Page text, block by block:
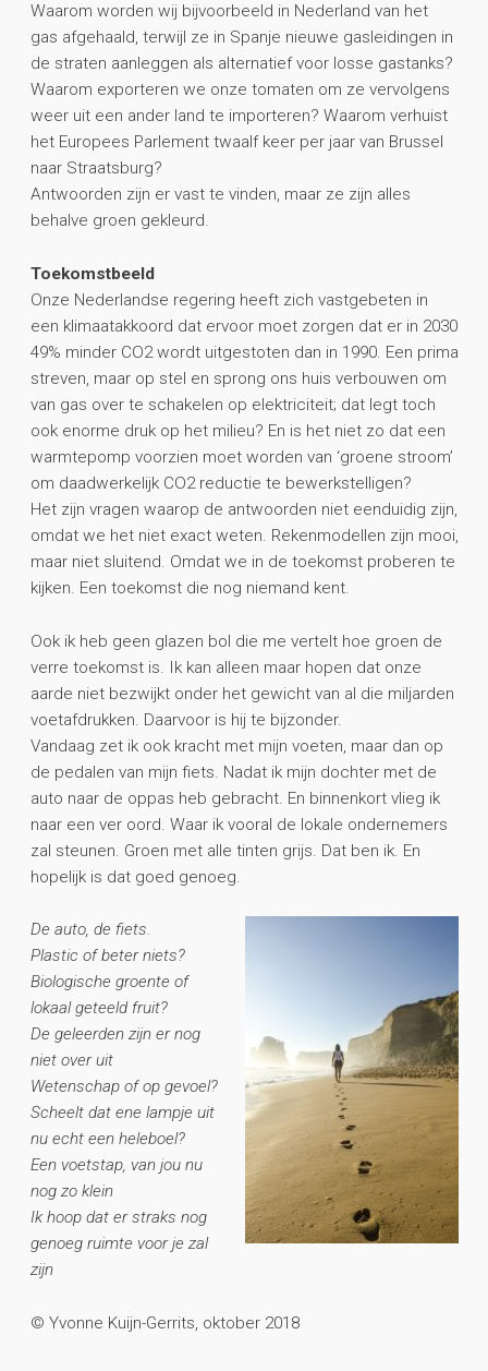
Waarom worden wij bijvoorbeeld in Nederland van het
gas afgehaald, terwijl ze in Spanje nieuwe gasleidingen in
de straten aanleggen als alternatief voor losse gastanks?
Waarom exporteren we onze tomaten om ze vervolgens
weer uit een ander land te importeren? Waarom verhuist
het Europees Parlement twaalf keer per jaar van Brussel
naar Straatsburg?
Antwoorden zijn er vast te vinden, maar ze zijn alles
behalve groen gekleurd.
Toekomstbeeld
Onze Nederlandse regering heeft zich vastgebeten in
een klimaatakkoord dat ervoor moet zorgen dat er in 2030
49% minder CO2 wordt uitgestoten dan in 1990. Een prima
streven, maar op stel en sprong ons huis verbouwen om
van gas over te schakelen op elektriciteit; dat legt toch
ook enorme druk op het milieu? En is het niet zo dat een
warmtepomp voorzien moet worden van ‘groene stroom’
om daadwerkelijk CO2 reductie te bewerkstelligen?
Het zijn vragen waarop de antwoorden niet eenduidig zijn,
omdat we het niet exact weten. Rekenmodellen zijn mooi,
maar niet sluitend. Omdat we in de toekomst proberen te
kijken. Een toekomst die nog niemand kent.
Ook ik heb geen glazen bol die me vertelt hoe groen de
verre toekomst is. Ik kan alleen maar hopen dat onze
aarde niet bezwijkt onder het gewicht van al die miljarden
voetafdrukken. Daarvoor is hij te bijzonder.
Vandaag zet ik ook kracht met mijn voeten, maar dan op
de pedalen van mijn fiets. Nadat ik mijn dochter met de
auto naar de oppas heb gebracht. En binnenkort vlieg ik
naar een ver oord. Waar ik vooral de lokale ondernemers
zal steunen. Groen met alle tinten grijs. Dat ben ik. En
hopelijk is dat goed genoeg.
De auto, de fiets.
Plastic of beter niets?
Biologische groente of
lokaal geteeld fruit?
De geleerden zijn er nog
niet over uit
Wetenschap of op gevoel?
Scheelt dat ene lampje uit
nu echt een heleboel?
Een voetstap, van jou nu
nog zo klein
Ik hoop dat er straks nog
genoeg ruimte voor je zal
zijn
© Yvonne Kuijn-Gerrits, oktober 2018